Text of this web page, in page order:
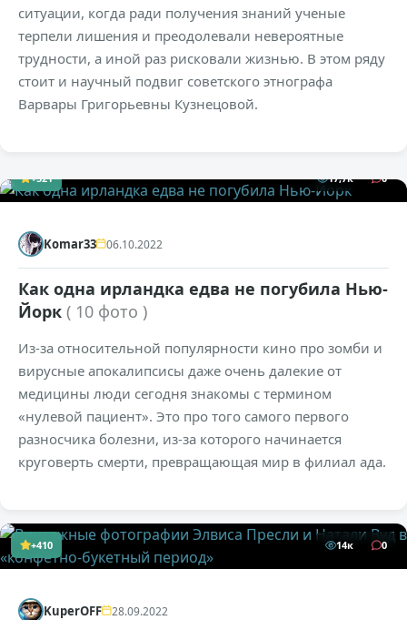
ситуации, когда ради получения знаний ученые
терпели лишения и преодолевали невероятные
трудности, а иной раз рисковали жизнью. В этом ряду
стоит и научный подвиг советского этнографа
Варвары Григорьевны Кузнецовой.
+521 17,7к 0
Komar33 06.10.2022
Как одна ирландка едва не погубила Нью-
Йорк ( 10 фото )
Из-за относительной популярности кино про зомби и
вирусные апокалипсисы даже очень далекие от
медицины люди сегодня знакомы с термином
«нулевой пациент». Это про того самого первого
разносчика болезни, из-за которого начинается
круговерть смерти, превращающая мир в филиал ада.
+410 14к 0
KuperOFF 28.09.2022